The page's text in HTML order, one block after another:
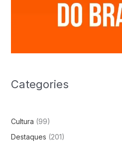
Categories
Cultura (99)
Destaques (201)